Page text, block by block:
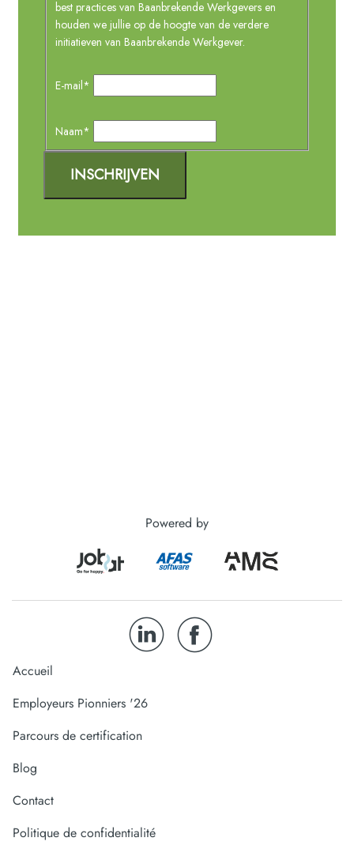
Powered by
Accueil
Employeurs Pionniers '26
Parcours de certification
Blog
Contact
Politique de confidentialité